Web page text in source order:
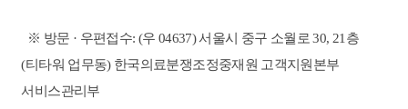
※ 방문 · 우편접수: (우 04637) 서울시 중구 소월로 30, 21층
(티타워 업무동) 한국의료분쟁조정중재원 고객지원본부
서비스관리부